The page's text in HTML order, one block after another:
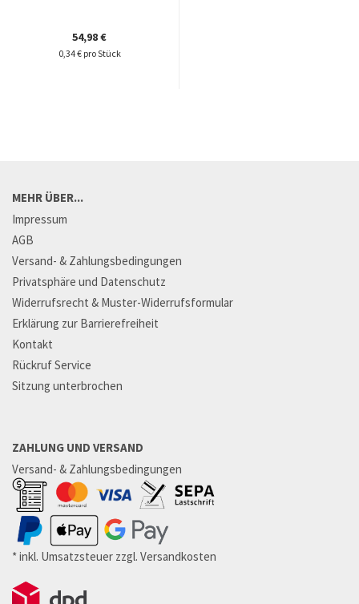
54,98 €
0,34 € pro Stück
MEHR ÜBER...
Impressum
AGB
Versand- & Zahlungsbedingungen
Privatsphäre und Datenschutz
Widerrufsrecht & Muster-Widerrufsformular
Erklärung zur Barrierefreiheit
Kontakt
Rückruf Service
Sitzung unterbrochen
ZAHLUNG UND VERSAND
Versand- & Zahlungsbedingungen
* inkl. Umsatzsteuer zzgl. Versandkosten